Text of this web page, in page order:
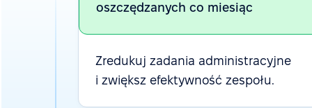
oszczędzanych co miesiąc
Zredukuj zadania administracyjne
i zwiększ efektywność zespołu.